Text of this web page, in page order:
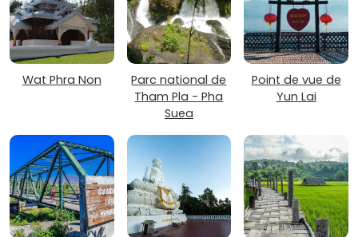
Wat Phra Non
Parc national de
Tham Pla - Pha
Suea
Point de vue de
Yun Lai